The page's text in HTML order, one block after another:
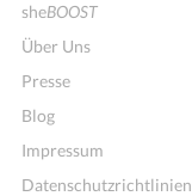
sheBOOST
Über Uns
Presse
Blog
Impressum
Datenschutzrichtlinien